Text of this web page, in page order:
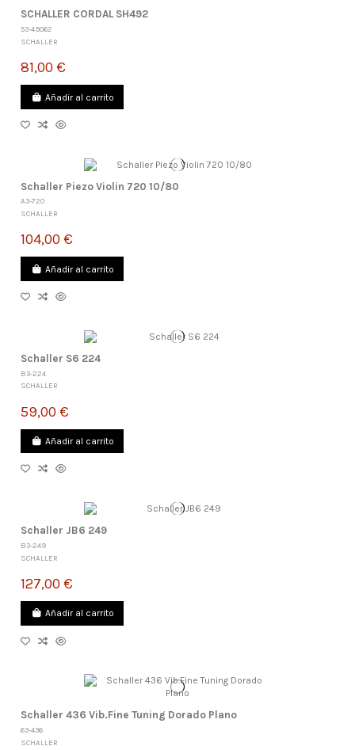
SCHALLER CORDAL SH492
53-49062
SCHALLER
81,00 €
Añadir al carrito
Schaller Piezo Violin 720 10/80
A3-720
SCHALLER
104,00 €
Añadir al carrito
Schaller S6 224
B3-224
SCHALLER
59,00 €
Añadir al carrito
Schaller JB6 249
B3-249
SCHALLER
127,00 €
Añadir al carrito
Schaller 436 Vib.Fine Tuning Dorado Plano
63-436
SCHALLER